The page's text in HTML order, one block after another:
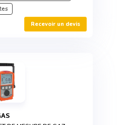
Recevoir un devis